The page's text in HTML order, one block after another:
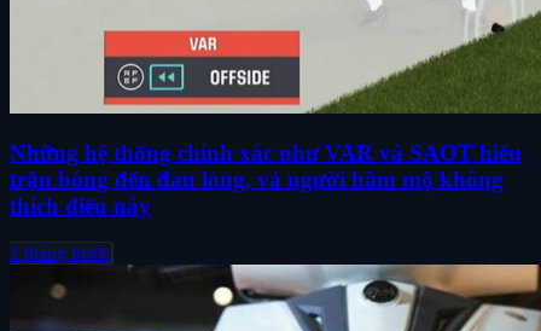
Những hệ thống chính xác như VAR và SAOT hiểu
trận bóng đến đau lòng, và người hâm mộ không
thích điều này
1 tháng trước